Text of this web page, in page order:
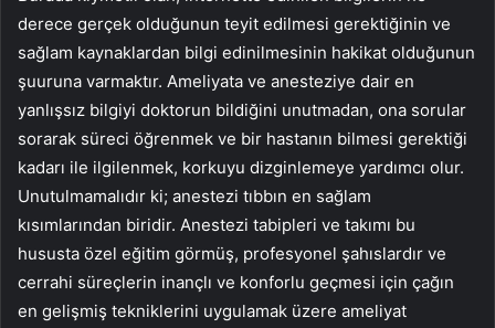
derece gerçek olduğunun teyit edilmesi gerektiğinin ve
sağlam kaynaklardan bilgi edinilmesinin hakikat olduğunun
şuuruna varmaktır. Ameliyata ve anesteziye dair en
yanlışsız bilgiyi doktorun bildiğini unutmadan, ona sorular
sorarak süreci öğrenmek ve bir hastanın bilmesi gerektiği
kadarı ile ilgilenmek, korkuyu dizginlemeye yardımcı olur.
Unutulmamalıdır ki; anestezi tıbbın en sağlam
kısımlarından biridir. Anestezi tabipleri ve takımı bu
hususta özel eğitim görmüş, profesyonel şahıslardır ve
cerrahi süreçlerin inançlı ve konforlu geçmesi için çağın
en gelişmiş tekniklerini uygulamak üzere ameliyat